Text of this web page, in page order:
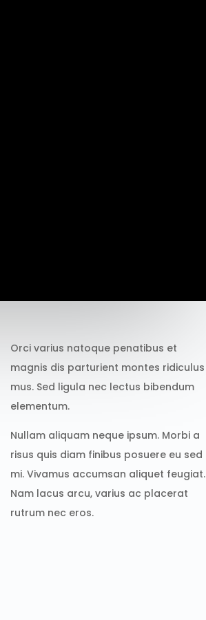
Orci varius natoque penatibus et
magnis dis parturient montes ridiculus
mus. Sed ligula nec lectus bibendum
elementum.
Nullam aliquam neque ipsum. Morbi a
risus quis diam finibus posuere eu sed
mi. Vivamus accumsan aliquet feugiat.
Nam lacus arcu, varius ac placerat
rutrum nec eros.